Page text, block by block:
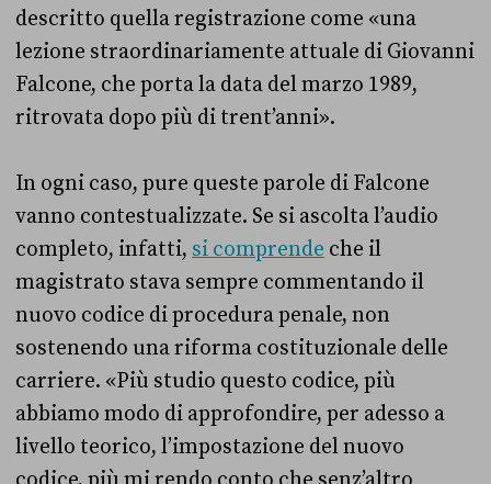
descritto quella registrazione come «una
lezione straordinariamente attuale di Giovanni
Falcone, che porta la data del marzo 1989,
ritrovata dopo più di trent’anni».
In ogni caso, pure queste parole di Falcone
vanno contestualizzate. Se si ascolta l’audio
completo, infatti, si comprende che il
magistrato stava sempre commentando il
nuovo codice di procedura penale, non
sostenendo una riforma costituzionale delle
carriere. «Più studio questo codice, più
abbiamo modo di approfondire, per adesso a
livello teorico, l’impostazione del nuovo